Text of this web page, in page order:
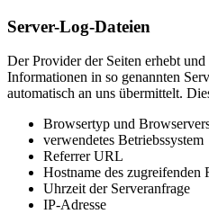
Server-Log-Dateien
Der Provider der Seiten erhebt
Informationen in so genannten
automatisch an uns übermittelt.
Browsertyp und
verwendetes Betriebssystem
Referrer URL
Hostname des zugreifenden
Uhrzeit der Serveranfrage
IP-Adresse